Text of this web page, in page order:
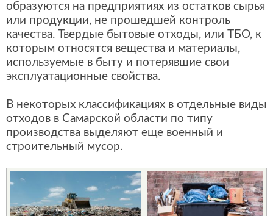
образуются на предприятиях из остатков сырья
или продукции, не прошедшей контроль
качества. Твердые бытовые отходы, или ТБО, к
которым относятся вещества и материалы,
используемые в быту и потерявшие свои
эксплуатационные свойства.
В некоторых классификациях в отдельные виды
отходов в Самарской области по типу
производства выделяют еще военный и
строительный мусор.